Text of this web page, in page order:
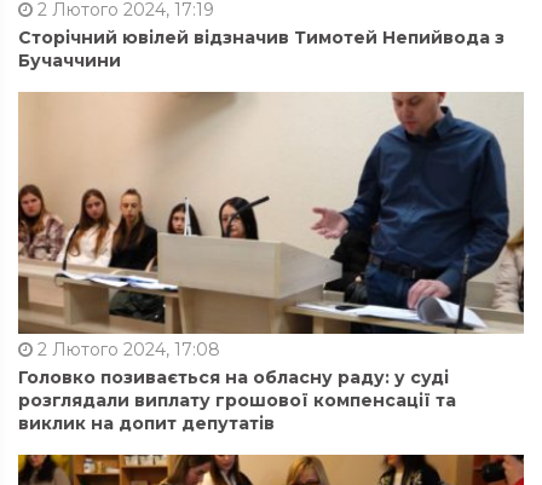
2 Лютого 2024, 17:19
Сторічний ювілей відзначив Тимотей Непийвода з
Бучаччини
2 Лютого 2024, 17:08
Головко позивається на обласну раду: у суді
розглядали виплату грошової компенсації та
виклик на допит депутатів